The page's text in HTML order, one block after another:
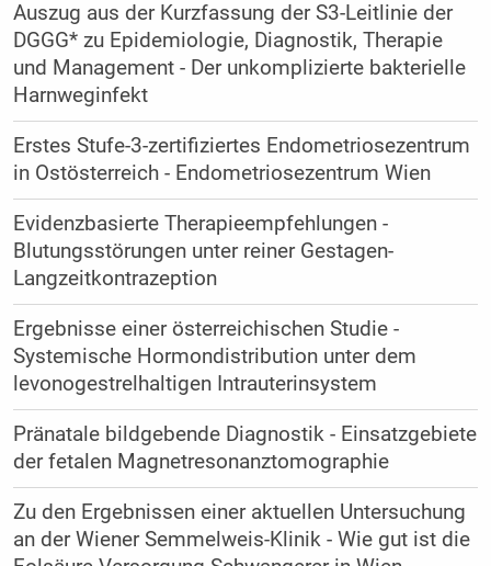
Auszug aus der Kurzfassung der S3-Leitlinie der
DGGG* zu Epidemiologie, Diagnostik, Therapie
und Management - Der unkomplizierte bakterielle
Harnweginfekt
Erstes Stufe-3-zertifiziertes Endometriosezentrum
in Ostösterreich - Endometriosezentrum Wien
Evidenzbasierte Therapieempfehlungen -
Blutungsstörungen unter reiner Gestagen-
Langzeitkontrazeption
Ergebnisse einer österreichischen Studie -
Systemische Hormondistribution unter dem
levonogestrelhaltigen Intrauterinsystem
Pränatale bildgebende Diagnostik - Einsatzgebiete
der fetalen Magnetresonanztomographie
Zu den Ergebnissen einer aktuellen Untersuchung
an der Wiener Semmelweis-Klinik - Wie gut ist die